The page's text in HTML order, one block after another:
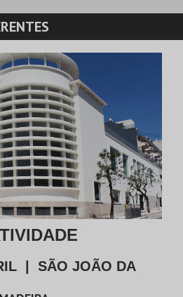
SÃO JOÃO DA